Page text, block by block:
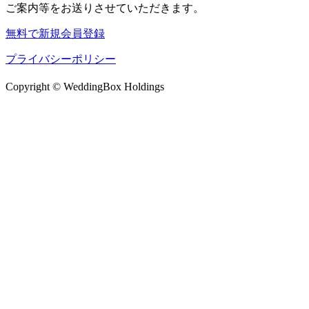
ご案内等をお送りさせていただきます。
無料で新規会員登録
プライバシーポリシー
Copyright © WeddingBox Holdings